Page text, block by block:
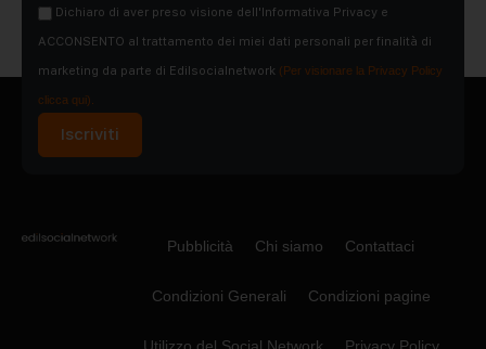
Dichiaro di aver preso visione dell'Informativa Privacy e
ACCONSENTO al trattamento dei miei dati personali per finalità di
marketing da parte di Edilsocialnetwork (Per visionare la Privacy Policy
clicca qui).
Iscriviti
Pubblicità Chi siamo Contattaci
Condizioni Generali Condizioni pagine